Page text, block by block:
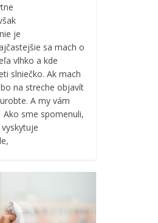
je
sa mach o
vlhko a kde
slniečko. Ak mach
na streche objavít
A my vám
sme spomenuli,